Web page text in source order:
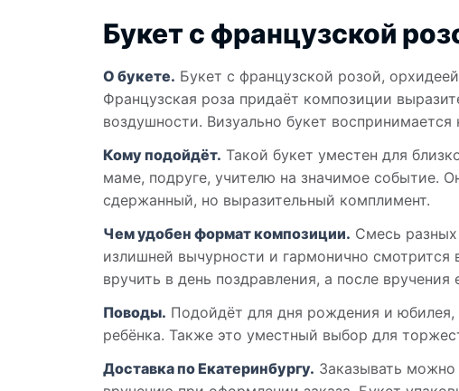
Букет с французской
О букете. Букет с французской розой,
Французская роза придаёт композиции
воздушности. Визуально букет
Кому подойдёт. Такой букет уместен для
маме, подруге, учителю на значимое событие.
сдержанный, но выразительный комплимент.
Чем удобен формат композиции. Смесь
излишней вычурности и гармонично
вручить в день поздравления, а после вручения
Поводы. Подойдёт для дня рождения и
ребёнка. Также это уместный выбор для
Доставка по Екатеринбургу. Заказывать